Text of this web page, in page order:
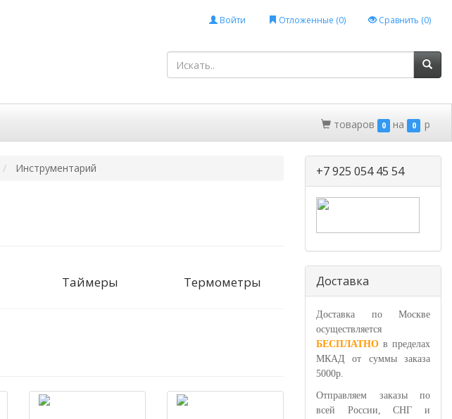
Войти Отложенные (0) Сравнить (0)
товаров 0 на 0 p
Инструментарий
Таймеры Термометры
+7 925 054 45 54
Доставка
Доставка по Москве
осуществляется
БЕСПЛАТНО в пределах
МКАД от суммы заказа
5000р.
Отправляем заказы по
всей России, СНГ и